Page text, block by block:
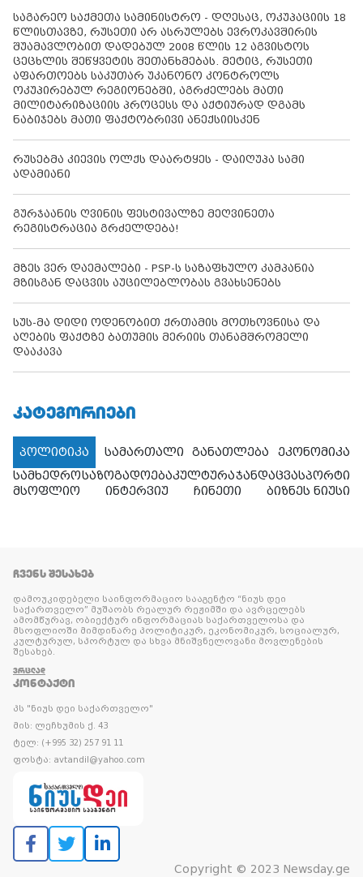
საგარეო საქმეთა სამინისტრო - დღესაც, ოკუპაციის 18
წლისთავზე, რუსეთი არ ასრულებს ევროკავშირის
შუამავლობით დადებულ 2008 წლის 12 აგვისტოს
ცეცხლის შეწყვეტის შეთანხმებას. მეტიც, რუსეთი
აფართოებს საკუთარ უკანონო კონტროლს
ოკუპირებულ რეგიონებში, აგრძელებს მათი
მილიტარიზაციის პროცესს და აქტიურად დგამს
ნაბიჯებს მათი ფაქტობრივი ანექსიისკენ
რუსებმა კიევის ოლქს დაარტყეს - დაიღუპა სამი
ადამიანი
გურჯაანის ღვინის ფესტივალზე მეღვინეთა
რეგისტრაცია გრძელდება!
მზეს ვერ დაემალები - PSP-ს საზაფხულო კამპანია
მზისგან დაცვის აუცილებლობას გვახსენებს
სუს-მა დიდი ოდენობით ქრთამის მოთხოვნისა და
აღების ფაქტზე ბათუმის მერიის თანამშრომელი
დააკავა
ᲙᲐᲢᲔᲒᲝᲠᲘᲔᲑᲘ
პოლიტიკა სამართალი განათლება
ეკონომიკა
სამხედროსაზოგადოებაკულტურაჯანდაცვასპორტი
მსოფლიო
ინტერვიუ ჩინეთი ბიზნეს ნიუსი
ᲩᲕᲔᲜᲡ ᲨᲔᲡᲐᲮᲔᲑ
დამოუკიდებელი საინფორმაციო სააგენტო “ნიუს დეი
საქართველო” მუშაობს რეალურ რეჟიმში და ავრცელებს
ამომწურავ, ობიექტურ ინფორმაციას საქართველოსა და
მსოფლიოში მიმდინარე პოლიტიკურ, ეკონომიკურ, სოციალურ,
კულტურულ, სპორტულ და სხვა მნიშვნელოვანი მოვლენების
შესახებ.
ᲕᲠᲪᲚᲐᲓ
ᲙᲝᲜᲢᲐᲥᲢᲘ
პს "ნიუს დეი საქართველო"
მის: ლეჩხუმის ქ. 43
ტელ: (+995 32) 257 91 11
ფოსტა: avtandil@yahoo.com
Copyright © 2023 Newsday.ge